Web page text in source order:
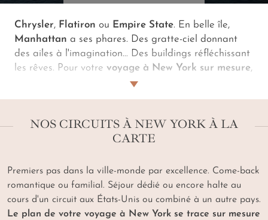
Chrysler, Flatiron ou Empire State. En belle île,
Manhattan a ses phares. Des gratte-ciel donnant
des ailes à l'imagination… Des buildings réfléchissant
les rêves. Pour votre voyage à New York sur mesure,
USAse font vos phares.
sur vos envies, de fiançailles dans laBig Appleà un
avec de petits voyageurs. Dans cet océan de
faisceau se braque - volontiers visionnaire - sur des
expériences et hôtels injustement ou
merveilleusement dans l'ombre. Séance de boxe
privée comme conception de votre fresque sur les
NOS CIRCUITS À NEW YORK À LA
CARTE
Premiers pas dans la ville-monde par excellence. Come-back
romantique ou familial. Séjour dédié ou encore halte au
cours d'un circuit aux États-Unis ou combiné à un autre pays.
Le plan de votre voyage à New York se trace sur mesure